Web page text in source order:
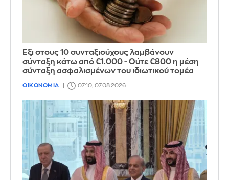
Έξι στους 10 συνταξιούχους λαμβάνουν
σύνταξη κάτω από €1.000 - Ούτε €800 η μέση
σύνταξη ασφαλισμένων του ιδιωτικού τομέα
ΟΙΚΟΝΟΜΙΑ 07:10, 07.08.2026